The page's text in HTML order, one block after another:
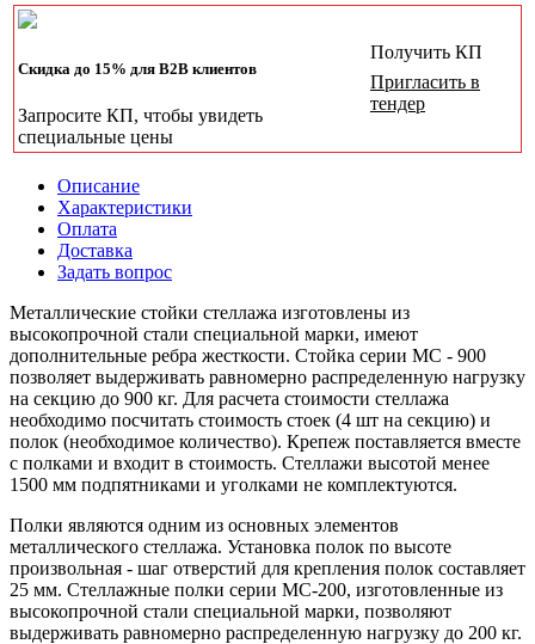
Скидка до 15% для B2B клиентов
Запросите КП, чтобы увидеть
специальные цены
Получить КП
Пригласить в
тендер
Описание
Характеристики
Оплата
Доставка
Задать вопрос
Металлические стойки стеллажа изготовлены из
высокопрочной стали специальной марки, имеют
дополнительные ребра жесткости. Стойка серии МС - 900
позволяет выдерживать равномерно распределенную нагрузку
на секцию до 900 кг. Для расчета стоимости стеллажа
необходимо посчитать стоимость стоек (4 шт на секцию) и
полок (необходимое количество). Крепеж поставляется вместе
с полками и входит в стоимость. Стеллажи высотой менее
1500 мм подпятниками и уголками не комплектуются.
Полки являются одним из основных элементов
металлического стеллажа. Установка полок по высоте
произвольная - шаг отверстий для крепления полок составляет
25 мм. Стеллажные полки серии МС-200, изготовленные из
высокопрочной стали специальной марки, позволяют
выдерживать равномерно распределенную нагрузку до 200 кг.